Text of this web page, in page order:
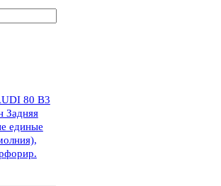
80 В3
Задняя
единые